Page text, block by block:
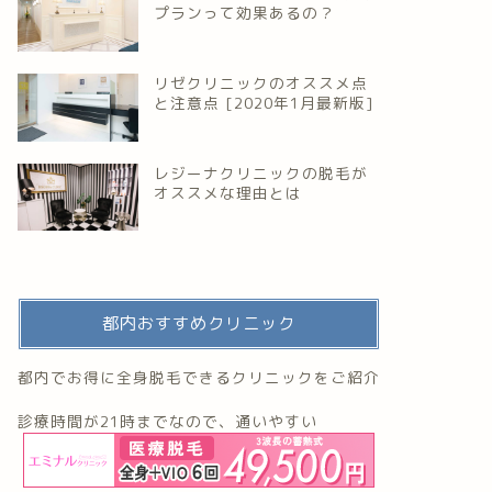
プランって効果あるの？
リゼクリニックのオススメ点
と注意点 [2020年1月最新版]
レジーナクリニックの脱毛が
オススメな理由とは
都内おすすめクリニック
都内でお得に全身脱毛できるクリニックをご紹介
診療時間が21時までなので、通いやすい